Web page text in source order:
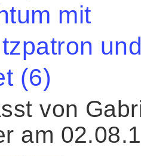
mit
(6)
von
am